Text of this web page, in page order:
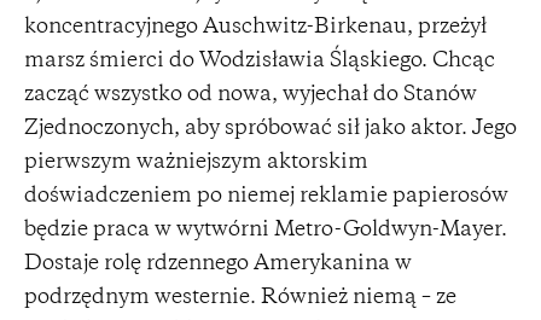
koncentracyjnego Auschwitz-Birkenau, przeżył
marsz śmierci do Wodzisławia Śląskiego. Chcąc
zacząć wszystko od nowa, wyjechał do Stanów
Zjednoczonych, aby spróbować sił jako aktor. Jego
pierwszym ważniejszym aktorskim
doświadczeniem po niemej reklamie papierosów
będzie praca w wytwórni Metro-Goldwyn-Mayer.
Dostaje rolę rdzennego Amerykanina w
podrzędnym westernie. Również niemą – ze